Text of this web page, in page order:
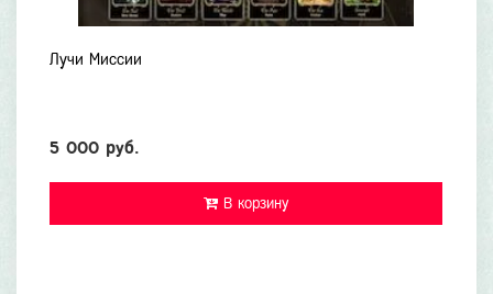
Лучи Миссии
5 000 руб.
В корзину